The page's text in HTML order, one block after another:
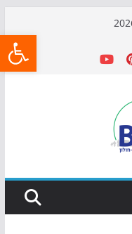
הגינות: מאות משפחות
המונדיאל בטרמינל
הופך למרחב